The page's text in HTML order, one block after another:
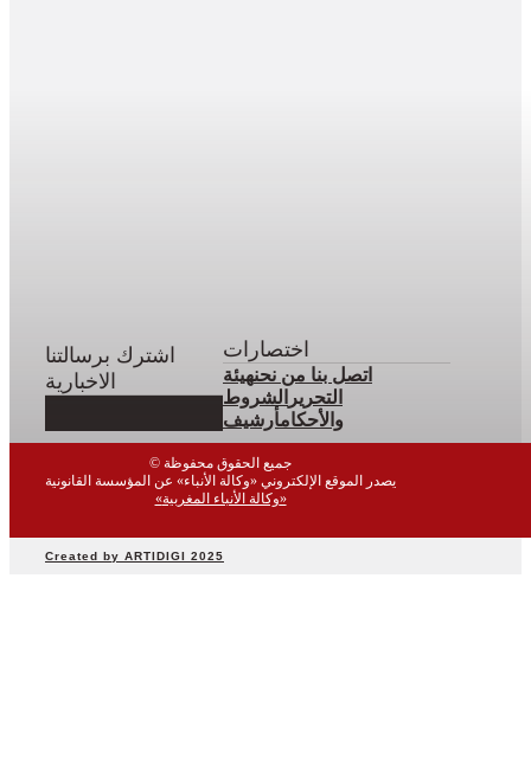
اشترك برسالتنا
الاخبارية
اختصارات
اتصل بنا من نحنهيئة
التحرير الشروط
والأحكامأرشيف
© جميع الحقوق محفوظة
يصدر الموقع الإلكتروني «وكالة الأنباء» عن المؤسسة القانونية
«وكالة الأنباء المغربية»
Created by ARTIDIGI 2025